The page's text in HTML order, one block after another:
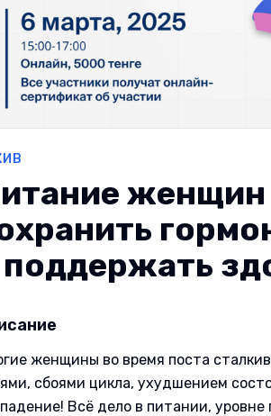
женщин
поддержать
женщины во время поста
сбоями цикла, ухудшением
Всё дело в питании,